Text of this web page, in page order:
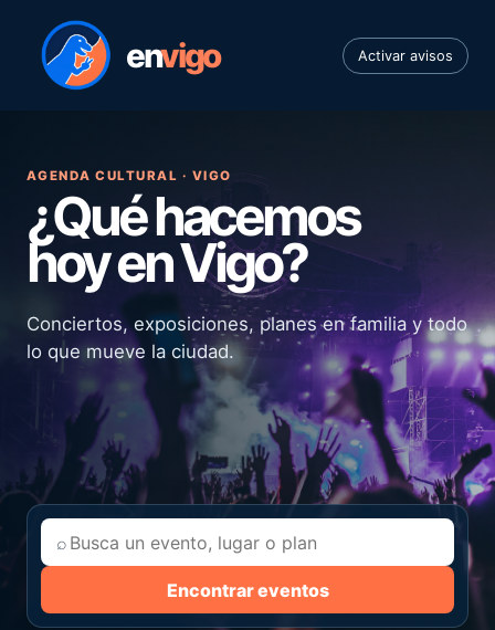
envigo Activar avisos
AGENDA CULTURAL · VIGO
¿Qué hacemos
hoy en Vigo?
Conciertos, exposiciones, planes en familia y todo
lo que mueve la ciudad.
⌕
Encontrar eventos